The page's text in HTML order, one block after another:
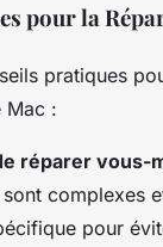
pour la
pratiques
Mac :
réparer vous-
complexes
pour